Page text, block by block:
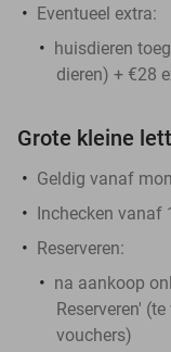
Eventueel extra:
huisdieren
dieren) + €28
Grote kleine
Geldig vanaf
Inchecken vanaf
Reserveren:
na aankoop
Reserveren'
vouchers)